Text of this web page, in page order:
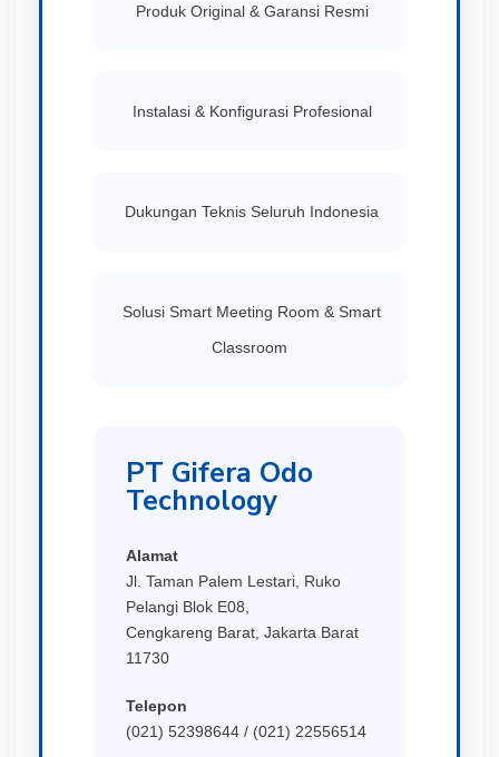
Produk Original & Garansi Resmi
Instalasi & Konfigurasi Profesional
Dukungan Teknis Seluruh Indonesia
Solusi Smart Meeting Room & Smart
Classroom
PT Gifera Odo
Technology
Alamat
Jl. Taman Palem Lestari, Ruko
Pelangi Blok E08,
Cengkareng Barat, Jakarta Barat
11730
Telepon
(021) 52398644 / (021) 22556514